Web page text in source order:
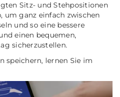
Sitz- und Stehpositionen
um ganz einfach zwischen
und so eine bessere
einen bequemen,
sicherzustellen.
speichern, lernen Sie im